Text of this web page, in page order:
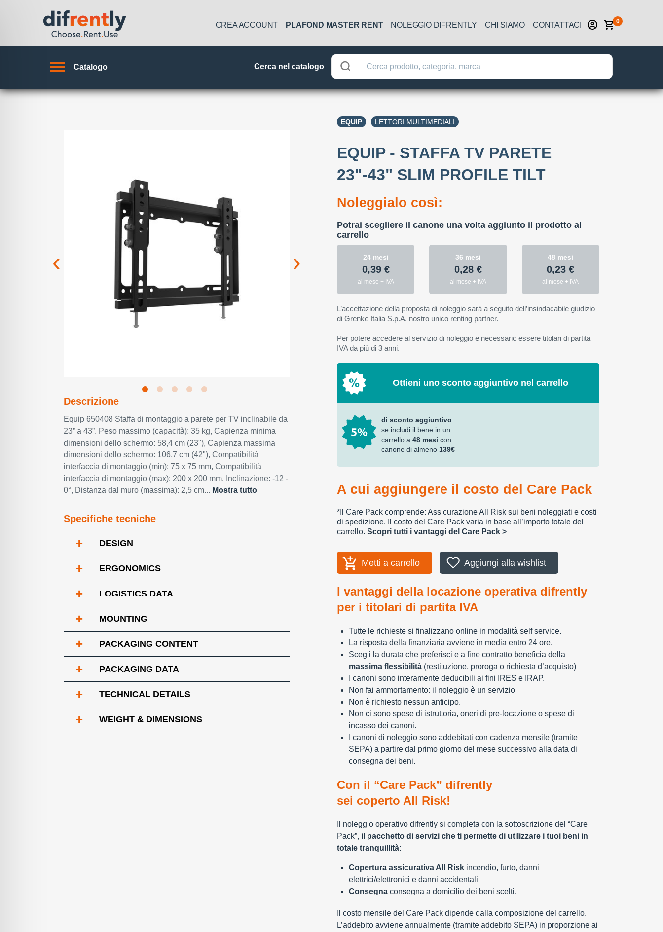
CREA ACCOUNT PLAFOND MASTER RENT NOLEGGIO DIFRENTLY CHI SIAMO CONTATTACI 0
Catalogo Cerca nel catalogo
Descrizione
Equip 650408 Staffa di montaggio a parete per TV inclinabile da
23” a 43”. Peso massimo (capacità): 35 kg, Capienza minima
dimensioni dello schermo: 58,4 cm (23"), Capienza massima
dimensioni dello schermo: 106,7 cm (42"), Compatibilità
interfaccia di montaggio (min): 75 x 75 mm, Compatibilità
interfaccia di montaggio (max): 200 x 200 mm. Inclinazione: -12 -
0°, Distanza dal muro (massima): 2,5 cm... Mostra tutto
Specifiche tecniche
+ DESIGN
+ ERGONOMICS
+ LOGISTICS DATA
+ MOUNTING
+ PACKAGING CONTENT
+ PACKAGING DATA
+ TECHNICAL DETAILS
+ WEIGHT & DIMENSIONS
EQUIP LETTORI MULTIMEDIALI
EQUIP - STAFFA TV PARETE
23"-43" SLIM PROFILE TILT
Noleggialo così:
Potrai scegliere il canone una volta aggiunto il prodotto al
carrello
24 mesi
0,39 €
al mese + IVA
36 mesi
0,28 €
al mese + IVA
48 mesi
0,23 €
al mese + IVA
L’accettazione della proposta di noleggio sarà a seguito dell’insindacabile giudizio
di Grenke Italia S.p.A. nostro unico renting partner.
Per potere accedere al servizio di noleggio è necessario essere titolari di partita
IVA da più di 3 anni.
Ottieni uno sconto aggiuntivo nel carrello
di sconto aggiuntivo
se includi il bene in un
carrello a 48 mesi con
canone di almeno 139€
A cui aggiungere il costo del Care Pack
*Il Care Pack comprende: Assicurazione All Risk sui beni noleggiati e costi
di spedizione. Il costo del Care Pack varia in base all’importo totale del
carrello. Scopri tutti i vantaggi del Care Pack >
Metti a carrello Aggiungi alla wishlist
I vantaggi della locazione operativa difrently
per i titolari di partita IVA
Tutte le richieste si finalizzano online in modalità self service.
La risposta della finanziaria avviene in media entro 24 ore.
Scegli la durata che preferisci e a fine contratto beneficia della
massima flessibilità(restituzione, proroga o richiesta d’acquisto)
I canoni sono interamente deducibili ai fini IRES e IRAP.
Non fai ammortamento: il noleggio è un servizio!
Non è richiesto nessun anticipo.
Non ci sono spese di istruttoria, oneri di pre-locazione o spese di
incasso dei canoni.
I canoni di noleggio sono addebitati con cadenza mensile (tramite
SEPA) a partire dal primo giorno del mese successivo alla data di
consegna dei beni.
Con il “Care Pack” difrently
sei coperto All Risk!
Il noleggio operativo difrently si completa con la sottoscrizione del “Care
Pack”, il pacchetto di servizi che ti permette di utilizzare i tuoi beni in
totale tranquillità:
Copertura assicurativa All Riskincendio, furto, danni
elettrici/elettronici e danni accidentali.
Consegnaconsegna a domicilio dei beni scelti.
Il costo mensile del Care Pack dipende dalla composizione del carrello.
L’addebito avviene annualmente (tramite addebito SEPA) in proporzione ai